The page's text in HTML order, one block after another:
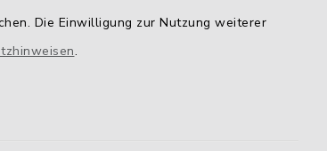
Die Einwilligung zur Nutzung weiterer
.